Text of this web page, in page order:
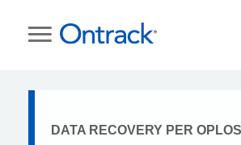
DATA RECOVERY PER